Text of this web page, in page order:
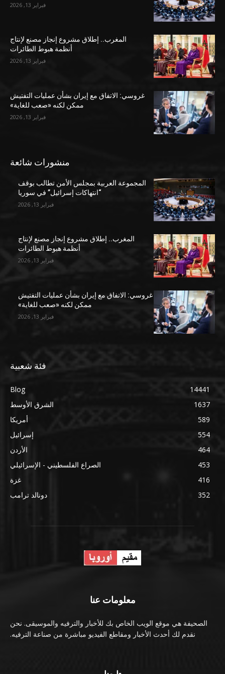
فبراير 13, 2026
المغرب.. إطلاق مشروع إنجاز مصنع لإنتاج
أنظمة هبوط الطائرات
فبراير 13, 2026
غروسي: الاتفاق مع إيران بشأن عمليات التفتيش
ممكن لكنه «صعب للغاية»
فبراير 13, 2026
منشورات شائعة
المجموعة العربية بمجلس الأمن تطالب بوقف
“انتهاكات إسرائيل” في سوريا
فبراير 13, 2026
المغرب.. إطلاق مشروع إنجاز مصنع لإنتاج
أنظمة هبوط الطائرات
فبراير 13, 2026
غروسي: الاتفاق مع إيران بشأن عمليات التفتيش
ممكن لكنه «صعب للغاية»
فبراير 13, 2026
فئة شعبية
Blog
14441
الشرق الأوسط
1637
أمريكا
589
إسرائيل
554
الأردن
464
الصراع الفلسطيني - الإسرائيلي
453
غزة
416
دونالد ترامب
352
معلومات عنا
الصحيفة هي موقع الويب الخاص بك للأخبار والترفيه والموسيقى. نحن
نقدم لك أحدث الأخبار ومقاطع الفيديو مباشرة من صناعة الترفيه.